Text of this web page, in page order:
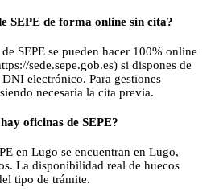
SEPE de forma online sin cita?
SEPE se pueden hacer 100% online
sede.sepe.gob.es) si dispones de
electrónico. Para gestiones
necesaria la cita previa.
oficinas de SEPE?
en Lugo se encuentran en Lugo,
La disponibilidad real de huecos
tipo de trámite.